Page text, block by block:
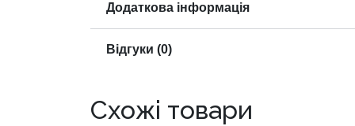
Додаткова інформація
Відгуки (0)
Схожі товари